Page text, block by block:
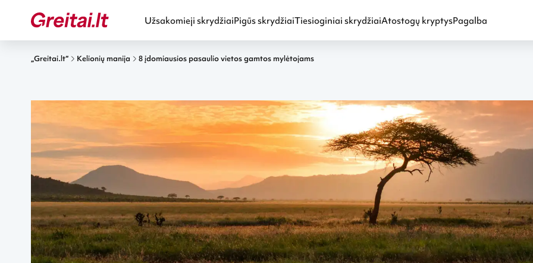
Užsakomieji skrydžiaiPigūs skrydžiaiTiesioginiai skrydžiaiAtostogų kryptysPagalba
„Greitai.lt“ Kelionių manija 8 įdomiausios pasaulio vietos gamtos mylėtojams